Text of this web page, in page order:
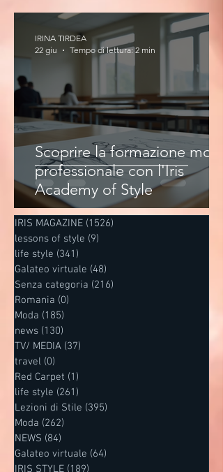
Scoprire la formazione moda
professionale con l'Iris
Academy of Style
IRINA TIRDEA
22 giu
Tempo di lettura: 2 min
IRIS MAGAZINE (1526)
lessons of style (9)
life style (341)
Galateo virtuale (48)
Senza categoria (216)
Romania (0)
Moda (185)
news (130)
TV/ MEDIA (37)
travel (0)
Red Carpet (1)
life style (261)
Lezioni di Stile (395)
Moda (262)
NEWS (84)
Galateo virtuale (64)
IRIS STYLE (189)